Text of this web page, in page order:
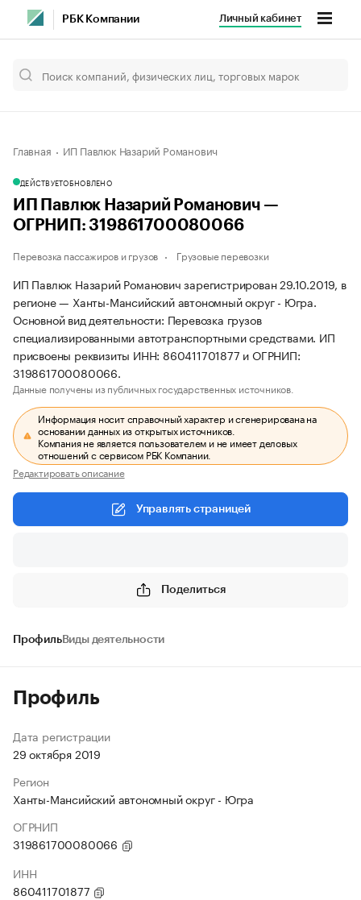
РБК Компании Личный кабинет
Главная ИП Павлюк Назарий Романович
ДЕЙСТВУЕТОБНОВЛЕНО
ИП Павлюк Назарий Романович —
ОГРНИП: 319861700080066
Перевозка пассажиров и грузов Грузовые перевозки
ИП Павлюк Назарий Романович зарегистрирован 29.10.2019, в
регионе — Ханты-Мансийский автономный округ - Югра.
Основной вид деятельности: Перевозка грузов
специализированными автотранспортными средствами. ИП
присвоены реквизиты ИНН: 860411701877 и ОГРНИП:
319861700080066.
Данные получены из публичных государственных источников.
Информация носит справочный характер и сгенерирована на
основании данных из открытых источников.
Компания не является пользователем и не имеет деловых
отношений с сервисом РБК Компании.
Редактировать описание
Управлять страницей
Поделиться
ПрофильВиды деятельности
Профиль
Дата регистрации
29 октября 2019
Регион
Ханты-Мансийский автономный округ - Югра
ОГРНИП
319861700080066
ИНН
860411701877